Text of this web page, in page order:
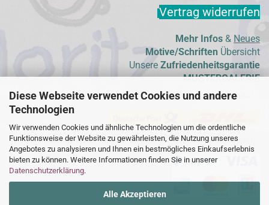
Diese Webseite verwendet Cookies und andere
Technologien
Wir verwenden Cookies und ähnliche Technologien um die ordentliche
Funktionsweise der Website zu gewährleisten, die Nutzung unseres
Angebotes zu analysieren und Ihnen ein bestmögliches Einkaufserlebnis
bieten zu können. Weitere Informationen finden Sie in unserer
Datenschutzerklärung.
Alle Akzeptieren
Vertrag widerrufen
Mehr Infos & Neues
Motive/Schriften Übersicht
Unsere Zufriedenheitsgarantie
MUSTERGALERIE
Wir versenden mit...
Wir akzeptieren: